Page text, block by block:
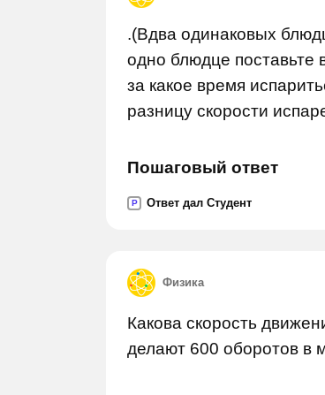
.(Вдва одинаковых
одно блюдце поставьте
за какое время
разницу скорости
Пошаговый ответ
P Ответ дал Студент
Физика
Какова скорость
делают 600 оборотов в
Задай вопрос